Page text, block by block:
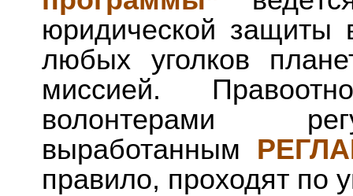
юридической защиты
любых уголков
миссией.
волонтерами
выработанным
правило, проходят